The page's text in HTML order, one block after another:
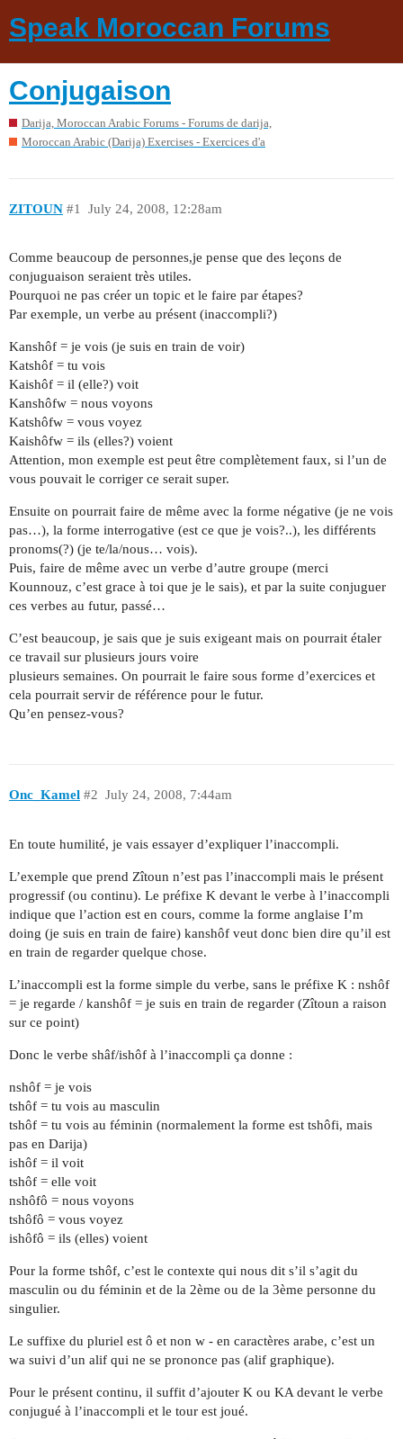
Speak Moroccan Forums
Conjugaison
Darija, Moroccan Arabic Forums - Forums de darija,
Moroccan Arabic (Darija) Exercises - Exercices d'a
ZITOUN July 24, 2008, 12:28am
#1
Comme beaucoup de personnes,je pense que des leçons de
conjuguaison seraient très utiles.
Pourquoi ne pas créer un topic et le faire par étapes?
Par exemple, un verbe au présent (inaccompli?)
Kanshôf = je vois (je suis en train de voir)
Katshôf = tu vois
Kaishôf = il (elle?) voit
Kanshôfw = nous voyons
Katshôfw = vous voyez
Kaishôfw = ils (elles?) voient
Attention, mon exemple est peut être complètement faux, si l’un de
vous pouvait le corriger ce serait super.
Ensuite on pourrait faire de même avec la forme négative (je ne vois
pas…), la forme interrogative (est ce que je vois?..), les différents
pronoms(?) (je te/la/nous… vois).
Puis, faire de même avec un verbe d’autre groupe (merci
Kounnouz, c’est grace à toi que je le sais), et par la suite conjuguer
ces verbes au futur, passé…
C’est beaucoup, je sais que je suis exigeant mais on pourrait étaler
ce travail sur plusieurs jours voire
plusieurs semaines. On pourrait le faire sous forme d’exercices et
cela pourrait servir de référence pour le futur.
Qu’en pensez-vous?
Onc_Kamel July 24, 2008, 7:44am
#2
En toute humilité, je vais essayer d’expliquer l’inaccompli.
L’exemple que prend Zîtoun n’est pas l’inaccompli mais le présent
progressif (ou continu). Le préfixe K devant le verbe à l’inaccompli
indique que l’action est en cours, comme la forme anglaise I’m
doing (je suis en train de faire) kanshôf veut donc bien dire qu’il est
en train de regarder quelque chose.
L’inaccompli est la forme simple du verbe, sans le préfixe K : nshôf
= je regarde / kanshôf = je suis en train de regarder (Zîtoun a raison
sur ce point)
Donc le verbe shâf/ishôf à l’inaccompli ça donne :
nshôf = je vois
tshôf = tu vois au masculin
tshôf = tu vois au féminin (normalement la forme est tshôfi, mais
pas en Darija)
ishôf = il voit
tshôf = elle voit
nshôfô = nous voyons
tshôfô = vous voyez
ishôfô = ils (elles) voient
Pour la forme tshôf, c’est le contexte qui nous dit s’il s’agit du
masculin ou du féminin et de la 2ème ou de la 3ème personne du
singulier.
Le suffixe du pluriel est ô et non w - en caractères arabe, c’est un
wa suivi d’un alif qui ne se prononce pas (alif graphique).
Pour le présent continu, il suffit d’ajouter K ou KA devant le verbe
conjugué à l’inaccompli et le tour est joué.